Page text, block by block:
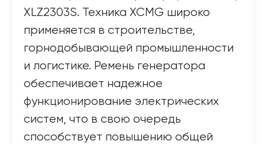
XLZ2303S. Техника XCMG широко
применяется в строительстве,
горнодобывающей промышленности
и логистике. Ремень генератора
обеспечивает надежное
функционирование электрических
систем, что в свою очередь
способствует повышению общей